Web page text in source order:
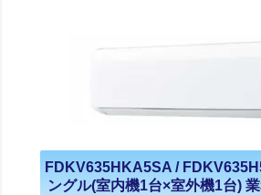
FDKV635HKA5SA /
ングル(室内機1台×室外機1台)